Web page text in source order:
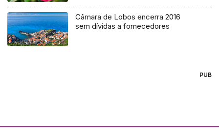
Câmara de Lobos encerra 2016
sem dívidas a fornecedores
PUB